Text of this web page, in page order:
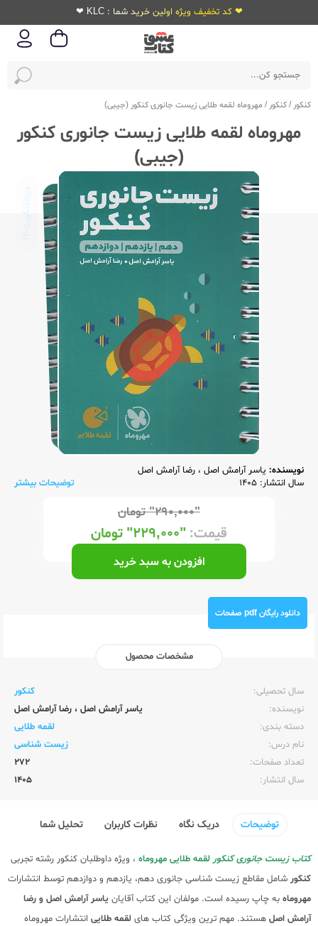
❤ کد تخفیف ویژه اولین خرید شما : KLC ❤
کنکور /کنکور / مهروماه لقمه طلایی زیست جانوری کنکور (جیبی)
مهروماه لقمه طلایی زیست جانوری کنکور
(جیبی)
ویژه‌کنکور
نویسنده: یاسر آرامش اصل ، رضا آرامش اصل
سال انتشار: 1405
توضیحات بیشتر
"۲۹۰,۰۰۰" تومان
قیمت: "۲۲۹,۰۰۰" تومان
افزودن به سبد خرید
دانلود رایگان pdf صفحات
مشخصات محصول
سال تحصیلی:‌
کنکور
نویسنده:‌
یاسر آرامش اصل ، رضا آرامش اصل
دسته بندی:
لقمه طلایی
نام درس:
زیست شناسی
تعداد صفحات:‌
272
سال انتشار:‌
1405
توضیحات دریک نگاه نظرات کاربران تحلیل شما
کتاب زیست جانوری کنکورلقمه طلایی مهروماه ، ویژه داوطلبان کنکور رشته تجربی
کنکور شامل مقاطع زیست شناسی جانوری دهم، یازدهم و دوازدهم توسط انتشارات
مهروماه به چاپ رسیده است. مولفان این کتاب آقایان یاسر آرامش اصل و رضا
آرامش اصل هستند. مهم ترین ویژگی کتاب های لقمه طلایی انتشارات مهروماه